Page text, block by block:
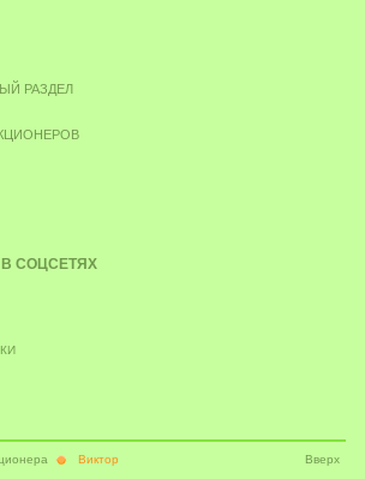
РАЗДЕЛ
В СОЦСЕТЯХ
Виктор Вверх